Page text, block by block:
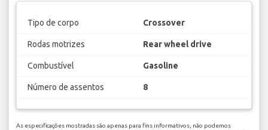
Tipo de corpo Crossover
Rodas motrizes Rear wheel drive
Combustível Gasoline
Número de assentos 8
As especificações mostradas são apenas para fins informativos, não podemos